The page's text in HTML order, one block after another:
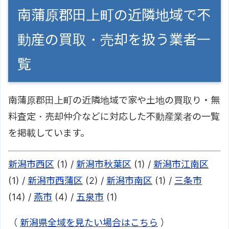
南蒲原郡田上町の近隣地域で不
動産の買取・売却を扱う業者一
覧
南蒲原郡田上町の近隣地域で家や土地の買取り・無
料査定・売却仲介などに対応した不動産業者の一覧
を掲載しています。
新潟市西区 (1) / 新潟市秋葉区 (1) / 新潟市江南区
(1) / 新潟市西蒲区 (2) / 新潟市南区 (1) / 三条市
(14) / 燕市 (4) / 五泉市 (1)
（ 新潟県全域を見たい場合はこちら ）